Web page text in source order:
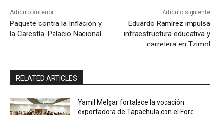
Artículo anterior
Paquete contra la Inflación y
la Carestía. Palacio Nacional
Artículo siguiente
Eduardo Ramírez impulsa
infraestructura educativa y
carretera en Tzimol
RELATED ARTICLES
Yamil Melgar fortalece la vocación
exportadora de Tapachula con el Foro